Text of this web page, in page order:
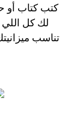
كتب كتاب أو
لك كل
تناسب